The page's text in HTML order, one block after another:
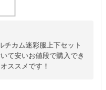
チカム迷彩服上下セット
て安いお値段で購入でき
ススメです！